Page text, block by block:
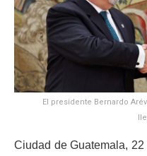
El presidente Bernardo
Ciudad de Guatemala,